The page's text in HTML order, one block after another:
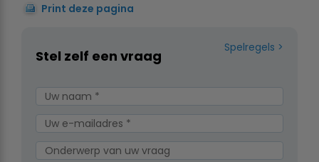
Print deze pagina
Spelregels
Stel zelf een vraag